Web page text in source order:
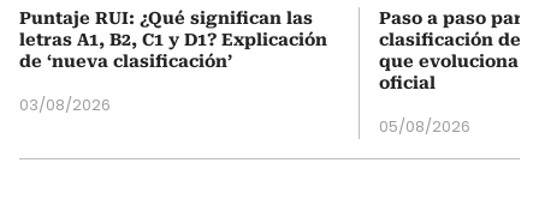
Puntaje RUI: ¿Qué significan las
letras A1, B2, C1 y D1? Explicación
de ‘nueva clasificación’
03/08/2026
Paso a paso
clasificación del
que evoluciona
oficial
05/08/2026